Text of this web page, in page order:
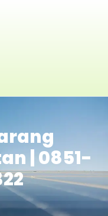
| 0851-